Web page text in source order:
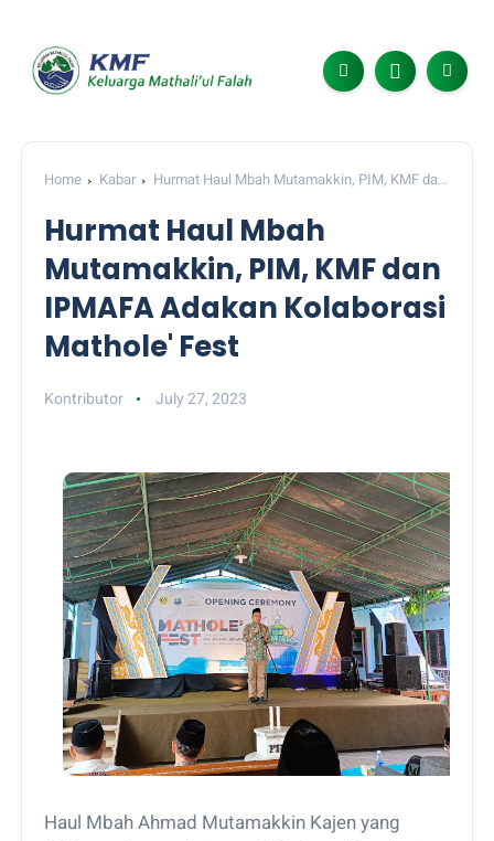
Home Kabar
Hurmat Haul Mbah Mutamakkin, PIM, KMF dan
Hurmat Haul Mbah
Mutamakkin, PIM, KMF dan
IPMAFA Adakan Kolaborasi
Mathole' Fest
Kontributor July 27, 2023
Haul Mbah Ahmad Mutamakkin Kajen yang